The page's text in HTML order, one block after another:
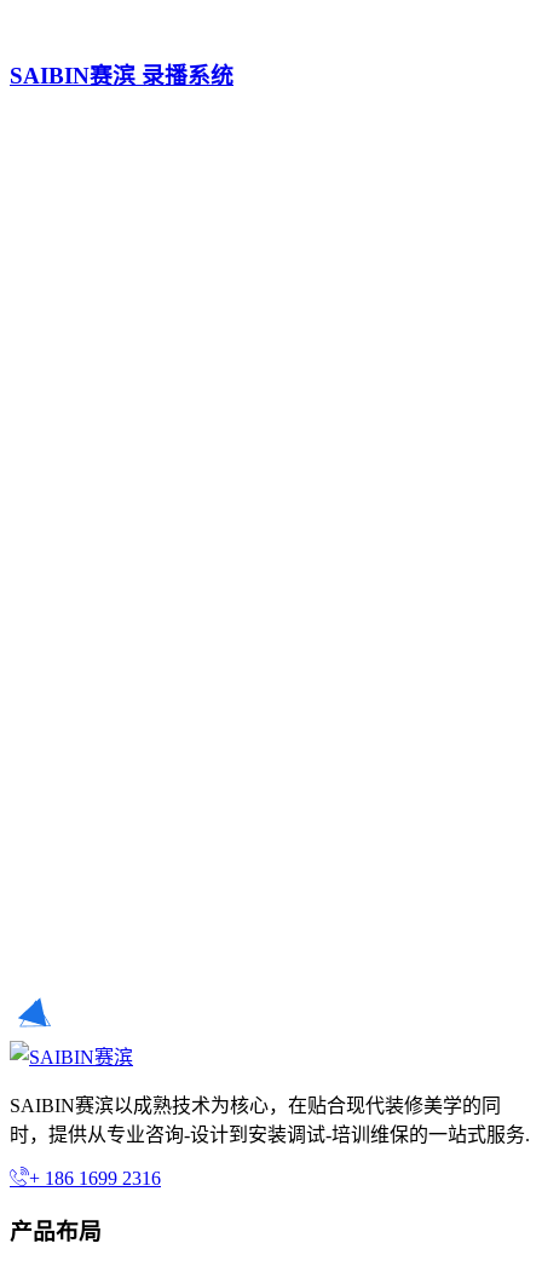
SAIBIN赛滨 录播系统
SAIBIN赛滨以成熟技术为核心，在贴合现代装修美学的同
时，提供从专业咨询-设计到安装调试-培训维保的一站式服务.
+ 186 1699 2316
产品布局